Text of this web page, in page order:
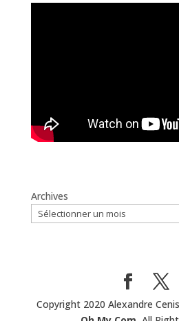
Archives
Copyright 2020 Alexandre